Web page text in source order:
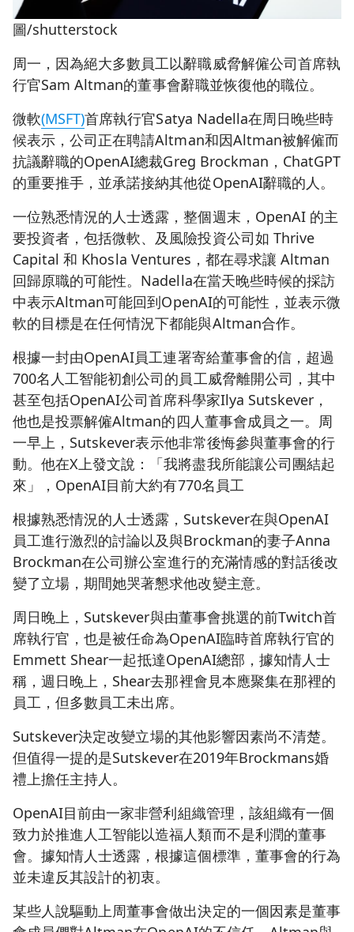
圖/shutterstock
周一，因為絕大多數員工以辭職威脅解僱公司首席執
行官Sam Altman的董事會辭職並恢復他的職位。
微軟(MSFT)首席執行官Satya Nadella在周日晚些時
候表示，公司正在聘請Altman和因Altman被解僱而
抗議辭職的OpenAI總裁Greg Brockman，ChatGPT
的重要推手，並承諾接納其他從OpenAI辭職的人。
一位熟悉情況的人士透露，整個週末，OpenAI 的主
要投資者，包括微軟、及風險投資公司如 Thrive
Capital 和 Khosla Ventures，都在尋求讓 Altman
回歸原職的可能性。Nadella在當天晚些時候的採訪
中表示Altman可能回到OpenAI的可能性，並表示微
軟的目標是在任何情況下都能與Altman合作。
根據一封由OpenAI員工連署寄給董事會的信，超過
700名人工智能初創公司的員工威脅離開公司，其中
甚至包括OpenAI公司首席科學家Ilya Sutskever，
他也是投票解僱Altman的四人董事會成員之一。周
一早上，Sutskever表示他非常後悔參與董事會的行
動。他在X上發文說：「我將盡我所能讓公司團結起
來」，OpenAI目前大約有770名員工
根據熟悉情況的人士透露，Sutskever在與OpenAI
員工進行激烈的討論以及與Brockman的妻子Anna
Brockman在公司辦公室進行的充滿情感的對話後改
變了立場，期間她哭著懇求他改變主意。
周日晚上，Sutskever與由董事會挑選的前Twitch首
席執行官，也是被任命為OpenAI臨時首席執行官的
Emmett Shear一起抵達OpenAI總部，據知情人士
稱，週日晚上，Shear去那裡會見本應聚集在那裡的
員工，但多數員工未出席。
Sutskever決定改變立場的其他影響因素尚不清楚。
但值得一提的是Sutskever在2019年Brockmans婚
禮上擔任主持人。
OpenAI目前由一家非營利組織管理，該組織有一個
致力於推進人工智能以造福人類而不是利潤的董事
會。據知情人士透露，根據這個標準，董事會的行為
並未違反其設計的初衷。
某些人說驅動上周董事會做出決定的一個因素是董事